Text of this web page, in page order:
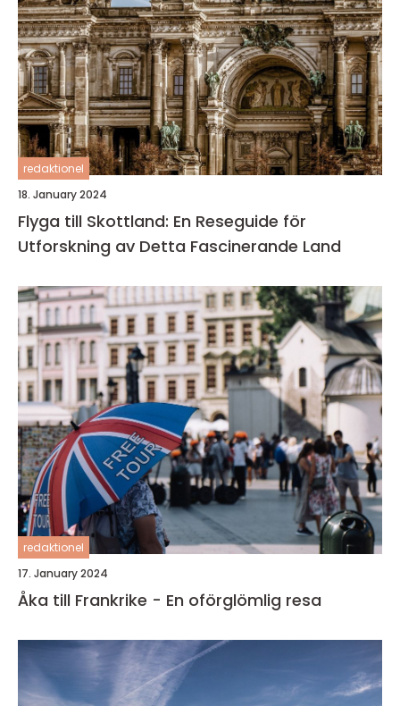
redaktionel
18. January 2024
Flyga till Skottland: En Reseguide för
Utforskning av Detta Fascinerande Land
redaktionel
17. January 2024
Åka till Frankrike - En oförglömlig resa